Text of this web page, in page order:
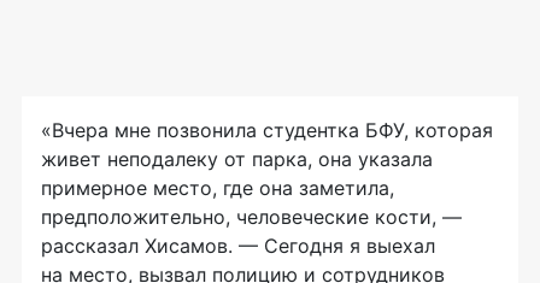
«Вчера мне позвонила студентка БФУ, которая
живет неподалеку от парка, она указала
примерное место, где она заметила,
предположительно, человеческие кости, —
рассказал Хисамов. — Сегодня я выехал
на место, вызвал полицию и сотрудников